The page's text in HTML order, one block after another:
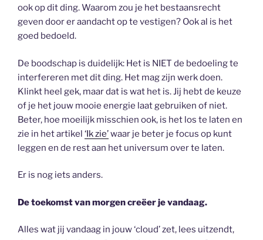
ook op dit ding. Waarom zou je het bestaansrecht
geven door er aandacht op te vestigen? Ook al is het
goed bedoeld.
De boodschap is duidelijk: Het is NIET de bedoeling te
interfereren met dit ding. Het mag zijn werk doen.
Klinkt heel gek, maar dat is wat het is. Jij hebt de keuze
of je het jouw mooie energie laat gebruiken of niet.
Beter, hoe moeilijk misschien ook, is het los te laten en
zie in het artikel ‘Ik zie’waar je beter je focus op kunt
leggen en de rest aan het universum over te laten.
Er is nog iets anders.
De toekomst van morgen creëer je vandaag.
Alles wat jij vandaag in jouw ‘cloud’ zet, lees uitzendt,